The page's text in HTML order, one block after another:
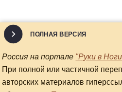
ПОЛНАЯ ВЕРСИЯ
Россия на портале "Руки в
При полной или частичной
авторских материалов